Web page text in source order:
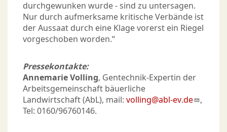
durchgewunken wurde - sind zu untersagen.
Nur durch aufmerksame kritische Verbände ist
der Aussaat durch eine Klage vorerst ein Riegel
vorgeschoben worden.“
Pressekontakte:
Annemarie Volling, Gentechnik-Expertin der
Arbeitsgemeinschaft bäuerliche
Landwirtschaft (AbL), mail: volling@abl-ev.de
,
Tel: 0160/96760146.